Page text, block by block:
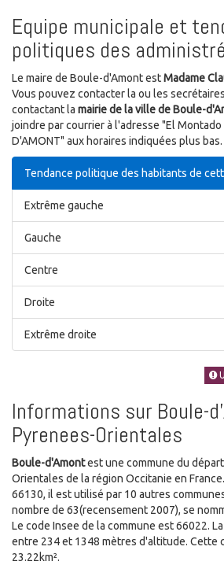
Equipe municipale et
politiques des
Le maire de Boule-d'Amont estMadame
Vous pouvez contacter la ou les
contactant la mairie de la ville de Boule-
joindre par courrier à l'adresse "El Montado
D'AMONT" aux horaires indiquées plus bas.
Tendance politique des habitants de
Extrême gauche
Gauche
Centre
Droite
Extrême droite
Informations sur Boule-
Pyrenees-Orientales
Boule-d'Amontest une commune du
Orientales de la région Occitanie en
66130, il est utilisé par 10 autres
nombre de 63(recensement 2007), se
Le code Insee de la commune est 66022.
entre 234 et 1348 mètres d'altitude. Cette
23.22km².